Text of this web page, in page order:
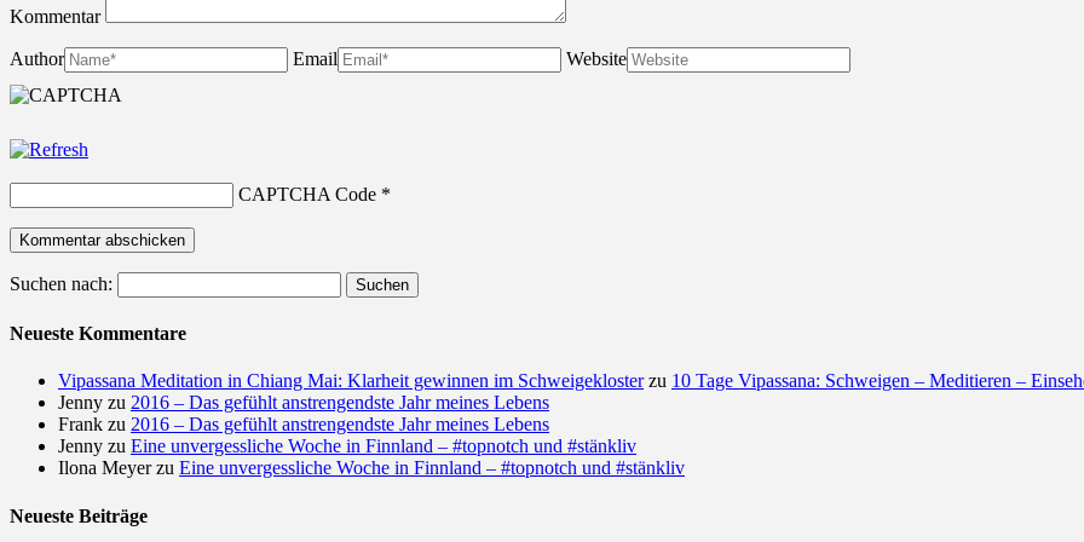
Kommentar
Author Email Website
CAPTCHA Code *
Suchen nach:
Neueste Kommentare
Vipassana Meditation in Chiang Mai: Klarheit gewinnen im Schweigeklosterzu 10 Tage Vipassana: Schweigen – Meditieren –
Jenny zu 2016 – Das gefühlt anstrengendste Jahr meines Lebens
Frank zu 2016 – Das gefühlt anstrengendste Jahr meines Lebens
Jenny zu Eine unvergessliche Woche in Finnland – #topnotch und #stänkliv
Ilona Meyerzu Eine unvergessliche Woche in Finnland – #topnotch und #stänkliv
Neueste Beiträge